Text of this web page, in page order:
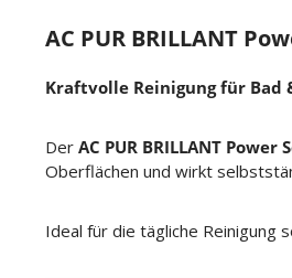
AC PUR BRILLANT
Kraftvolle Reinigung für Bad
Der AC PUR BRILLANT
Oberflächen und wirkt
Ideal für die tägliche Reinigung